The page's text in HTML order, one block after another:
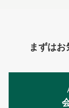
まずは